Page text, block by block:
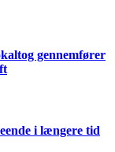
gennemfører
i længere tid